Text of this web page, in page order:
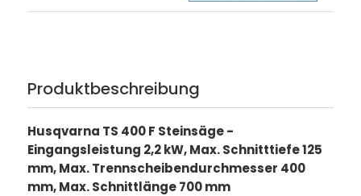
Produktbeschreibung
Husqvarna TS 400 F Steinsäge -
Eingangsleistung 2,2 kW, Max. Schnitttiefe 125
mm, Max. Trennscheibendurchmesser 400
mm, Max. Schnittlänge 700 mm